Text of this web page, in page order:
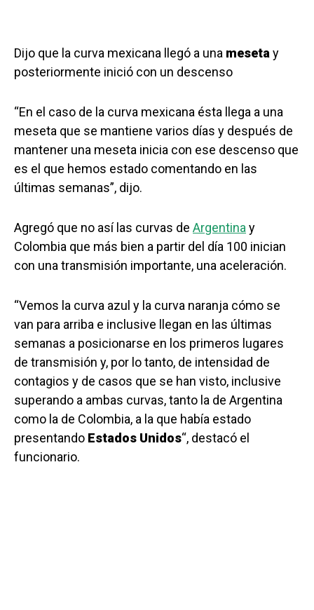
Dijo que la curva mexicana llegó a una meseta y
posteriormente inició con un descenso
“En el caso de la curva mexicana ésta llega a una
meseta que se mantiene varios días y después de
mantener una meseta inicia con ese descenso que
es el que hemos estado comentando en las
últimas semanas”, dijo.
Agregó que no así las curvas de Argentina y
Colombia que más bien a partir del día 100 inician
con una transmisión importante, una aceleración.
“Vemos la curva azul y la curva naranja cómo se
van para arriba e inclusive llegan en las últimas
semanas a posicionarse en los primeros lugares
de transmisión y, por lo tanto, de intensidad de
contagios y de casos que se han visto, inclusive
superando a ambas curvas, tanto la de Argentina
como la de Colombia, a la que había estado
presentando Estados Unidos“, destacó el
funcionario.